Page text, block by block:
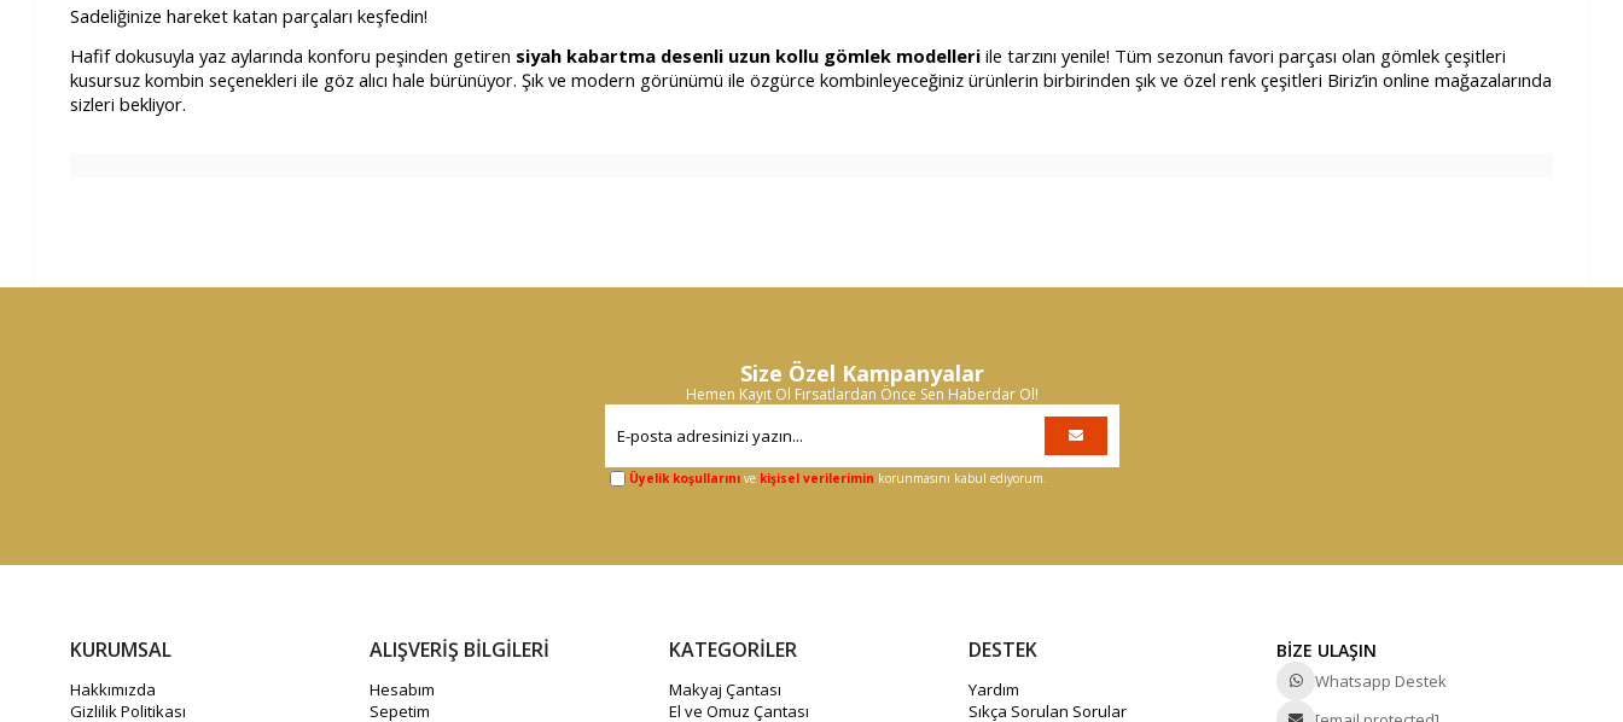
Sadeliğinize hareket katan parçaları keşfedin!
Hafif dokusuyla yaz aylarında konforu peşinden getiren siyah kabartma desenli uzun kollu gömlek modelleri ile tarzını yenile! Tüm sezonun favori parçası olan gömlek çeşitleri
kusursuz kombin seçenekleri ile göz alıcı hale bürünüyor. Şık ve modern görünümü ile özgürce kombinleyeceğiniz ürünlerin birbirinden şık ve özel renk çeşitleri Biriz’in online mağazalarında
sizleri bekliyor.
Size Özel Kampanyalar
Hemen Kayıt Ol Fırsatlardan Önce Sen Haberdar Ol!
Üyelik koşullarınıve kişisel verilerimin korunmasını kabul ediyorum.
KURUMSAL
Hakkımızda
Gizlilik Politikası
ALIŞVERİŞ BİLGİLERİ
Hesabım
Sepetim
KATEGORİLER
Makyaj Çantası
El ve Omuz Çantası
DESTEK
Yardım
Sıkça Sorulan Sorular
BİZE ULAŞIN
Whatsapp Destek